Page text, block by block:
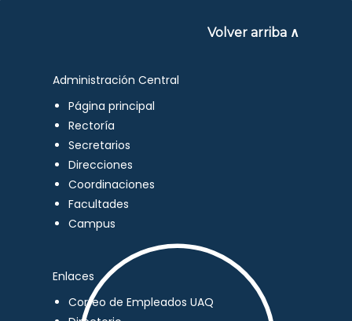
Volver arriba ∧
Administración Central
Página principal
Rectoría
Secretarios
Direcciones
Coordinaciones
Facultades
Campus
Enlaces
Correo de Empleados UAQ